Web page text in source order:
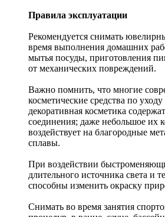
Правила эксплуатации
Рекомендуется снимать
время выполнения домашних
мытья посуды, приготовления
от механических повреждений.
Важно помнить, что многие
косметические средства по
декоративная косметика
соединения; даже небольшое их
воздействует на благородные
сплавы.
При воздействии
длительного источника света и
способны изменить окраску
Снимать во время занятия